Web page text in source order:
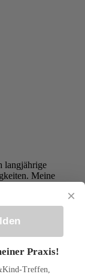
langjährige
Meine
Qualität meiner
und eine
und
×
Praxis!
Treffen,